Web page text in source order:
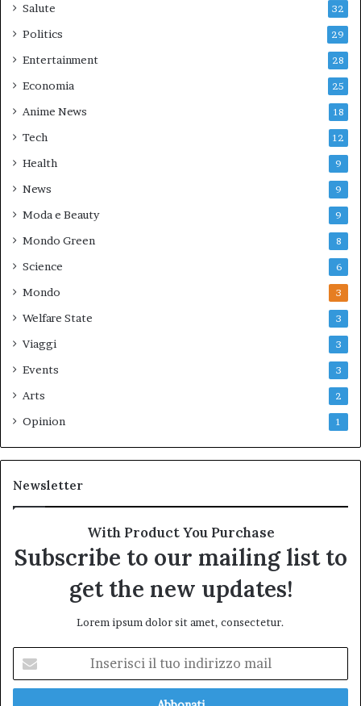
Salute 32
Politics 29
Entertainment 28
Economia 25
Anime News 18
Tech 12
Health 9
News 9
Moda e Beauty 9
Mondo Green 8
Science 6
Mondo 3
Welfare State 3
Viaggi 3
Events 3
Arts 2
Opinion 1
Newsletter
With Product You Purchase
Subscribe to our mailing list to
get the new updates!
Lorem ipsum dolor sit amet, consectetur.
tuo